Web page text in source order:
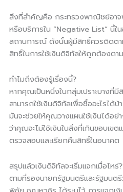
สิ่งที่สำคัญคือ กระทรวงพาณิชย์อาจ
หรือบริการใน “Negative List” นี้ใ
สถานการณ์ ดังนั้นผู้มีสิทธิ์ควรติดตา
สิทธิ์ในการใช้เงินดิจิทัลให้ถูกต้องต
ทำไมถึงต้องรู้เรื่องนี้?
หากคุณเป็นหนึ่งในกลุ่มเปราะบางที่
สามารถใช้เงินดิจิทัลเพื่อซื้ออะไรได้
มันจะช่วยให้คุณวางแผนใช้เงินได้อย่
ว่าคุณจะไม่ใช้เงินในสิ่งที่เกินขอบเข
ตรวจสอบและเรียกคืนสิทธิ์ในอนาคต
สรุปแล้วเงินดิจิทัลจะเริ่มแจกเมื่อไหร่?
ตามที่รองนายกรัฐมนตรีและรัฐมนต